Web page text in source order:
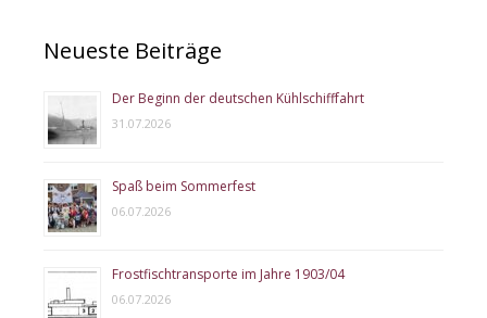
Neueste Beiträge
Der Beginn der deutschen Kühlschifffahrt
31.07.2026
Spaß beim Sommerfest
06.07.2026
Frostfischtransporte im Jahre 1903/04
06.07.2026